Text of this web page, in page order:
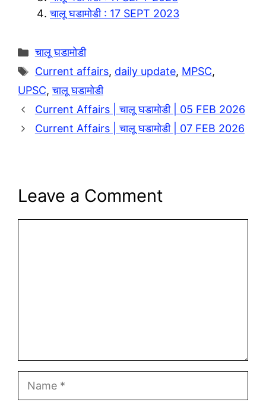
k
चालू घडामोडी : 17 SEPT 2023
Categories
चालू घडामोडी
Tags
Current affairs, daily update, MPSC,
UPSC,चालू घडामोडी
Current Affairs | चालू घडामोडी | 05 FEB 2026
Current Affairs | चालू घडामोडी | 07 FEB 2026
Leave a Comment
Name